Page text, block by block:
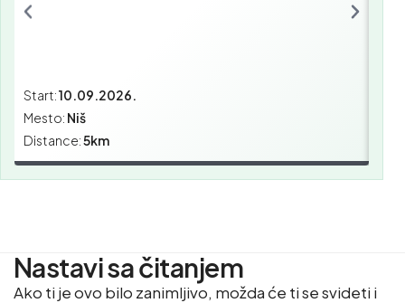
Start:10.09.2026.
Mesto: Niš
Distance:5km
Nastavi sa čitanjem
Ako ti je ovo bilo zanimljivo, možda će ti se svideti i